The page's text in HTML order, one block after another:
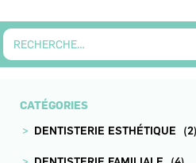
CATÉGORIES
DENTISTERIE ESTHÉTIQUE
(2)